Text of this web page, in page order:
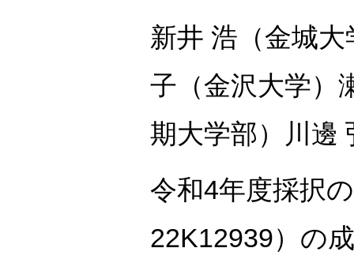
新井 浩（金城
子（金沢大学）
期大学部）川邊
令和4年度採択
22K12939）の